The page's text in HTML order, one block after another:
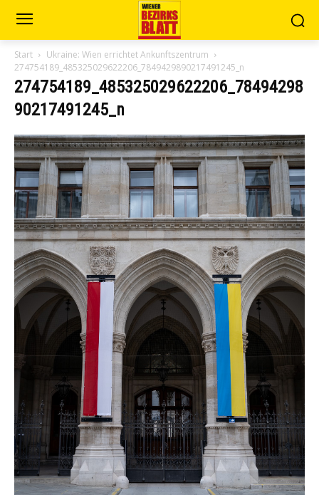
Start
Ukraine: Wien errichtet Ankunftszentrum
274754189_485325029622206_7849429890217491245_n
274754189_485325029622206_78494298
90217491245_n